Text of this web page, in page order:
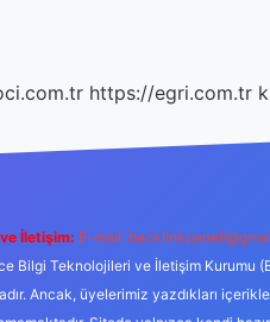
https://egri.com.tr
İletişim: E-mail:
Bilgi Teknolojileri ve İletişim
Ancak, üyelerimiz yazdıkları